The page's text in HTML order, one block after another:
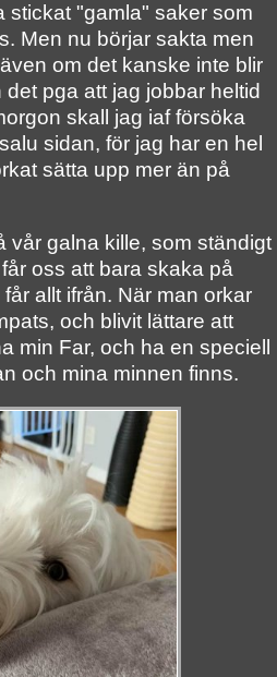
stickat "gamla" saker som
Men nu börjar sakta men
om det kanske inte blir
pga att jag jobbar heltid
skall jag iaf försöka
sidan, för jag har en hel
sätta upp mer än på
vår galna kille, som ständigt
oss att bara skaka på
allt ifrån. När man orkar
och blivit lättare att
min Far, och ha en speciell
och mina minnen finns.